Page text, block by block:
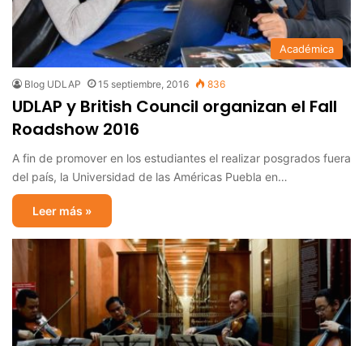
Académica
Blog UDLAP 15 septiembre, 2016 836
UDLAP y British Council organizan el Fall
Roadshow 2016
A fin de promover en los estudiantes el realizar posgrados fuera
del país, la Universidad de las Américas Puebla en…
Leer más »